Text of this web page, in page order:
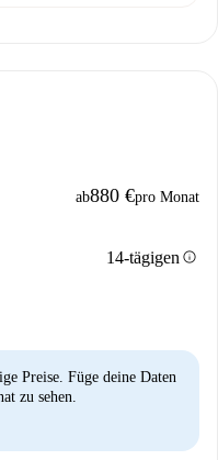
ab880 €pro Monat
14-tägigen info
Preise. Füge deine Daten
zu sehen.